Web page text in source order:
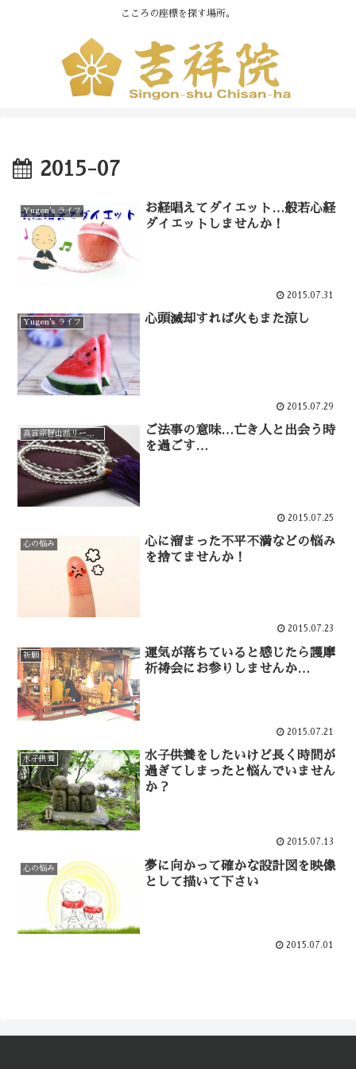
こころの座標を探す場所。
2015-07
Yugen's ライフ
お経唱えてダイエット…般若心経
ダイエットしませんか！
2015.07.31
Yugen's ライフ 心頭滅却すれば火もまた涼し
2015.07.29
真言宗智山派リーフレット
ご法事の意味…亡き人と出会う時
を過ごす…
2015.07.25
心の悩み
心に溜まった不平不満などの悩み
を捨てませんか！
2015.07.23
祈願
運気が落ちていると感じたら護摩
祈祷会にお参りしませんか…
2015.07.21
水子供養
水子供養をしたいけど長く時間が
過ぎてしまったと悩んでいません
か？
2015.07.13
心の悩み
夢に向かって確かな設計図を映像
として描いて下さい
2015.07.01